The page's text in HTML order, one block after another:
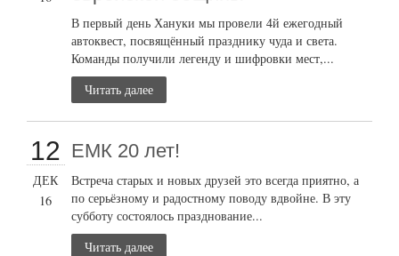
В первый день Хануки мы провели 4й ежегодный
автоквест, посвящённый празднику чуда и света.
Команды получили легенду и шифровки мест,...
Читать далее
12
ДЕК
16
ЕМК 20 лет!
Встреча старых и новых друзей это всегда приятно, а
по серьёзному и радостному поводу вдвойне. В эту
субботу состоялось празднование...
Читать далее